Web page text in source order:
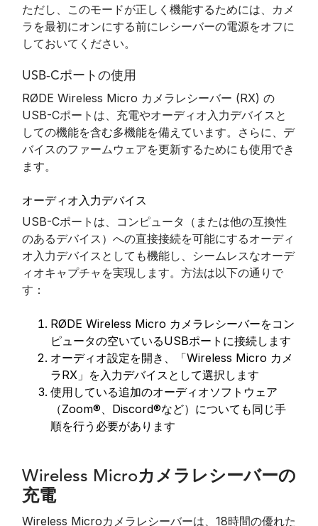
ただし、このモードが正しく機能するためには、カメ
ラを最初にオンにする前にレシーバーの電源をオフに
しておいてください。
USB-Cポートの使用
RØDE Wireless Micro カメラレシーバー (RX) の
USB-Cポートは、充電やオーディオ入力デバイスと
しての機能を含む多機能を備えています。さらに、デ
バイスのファームウェアを更新するためにも使用でき
ます。
オーディオ入力デバイス
USB-Cポートは、コンピュータ（または他の互換性
のあるデバイス）への直接接続を可能にするオーディ
オ入力デバイスとしても機能し、シームレスなオーデ
ィオキャプチャを実現します。方法は以下の通りで
す：
RØDE Wireless Micro カメラレシーバーをコン
ピュータの空いているUSBポートに接続します
オーディオ設定を開き、「Wireless Micro カメ
ラRX」を入力デバイスとして選択します
使用している追加のオーディオソフトウェア
（Zoom®、Discord®など）についても同じ手
順を行う必要があります
Wireless Microカメラレシーバーの
充電
Wireless Microカメラレシーバーは、18時間の優れた